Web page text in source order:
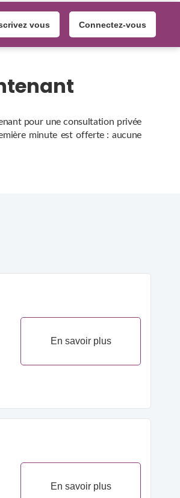
vous Connectez-vous
pour une consultation privée
minute est offerte : aucune
En savoir plus
En savoir plus